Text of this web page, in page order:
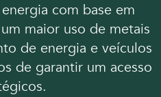
com base em
maior uso de metais
de energia e veículos
de garantir um acesso